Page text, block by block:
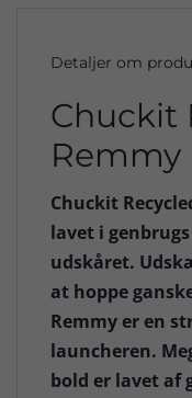
Detaljer om
Chuckit
Remmy
Chuckit
lavet i
udskåret.
at hoppe
Remmy er en
launcheren.
bold er lavet af